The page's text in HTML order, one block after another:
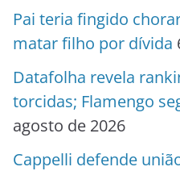
Pai teria fingido
matar filho por dívida
Datafolha revela
torcidas; Flamengo
agosto de 2026
Cappelli defende